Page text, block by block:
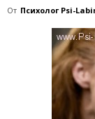
От Психолог Psi-